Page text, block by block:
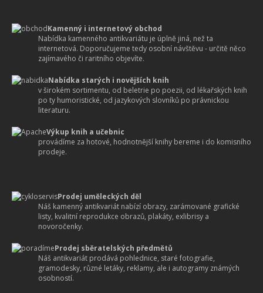
Kamenný i internetový obchod
Nabídka kamenného antikvariátu je úplně jiná, než ta
internetová. Doporučujeme tedy osobní návštěvu - určitě něco
zajímavého či raritního objevíte.
Nabídka starých i novějších knih
v širokém sortimentu, od beletrie po poezii, od lékařských knih
po ty humoristické, od jazykových slovníků po právnickou
literaturu.
Výkup knih a učebnic
provádíme za hotové, hodnotnější knihy bereme i do komisního
prodeje.
Prodej uměleckých děl
Náš kamenný antikvariát nabízí obrazy, zarámované grafické
listy, kvalitní reprodukce obrazů, plakáty, exlibrisy a
novoročenky.
Prodej sběratelských předmětů
Náš antikvariát prodává pohlednice, staré fotografie,
gramodesky, různé letáky, reklamy, ale i autogramy známých
osobností.